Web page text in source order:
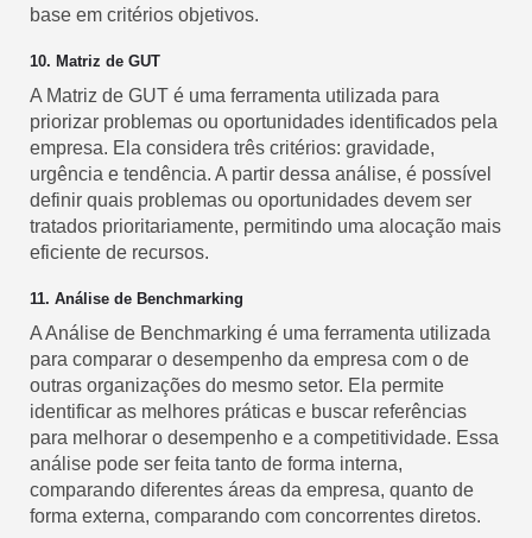
base em critérios objetivos.
10. Matriz de GUT
A Matriz de GUT é uma ferramenta utilizada para
priorizar problemas ou oportunidades identificados pela
empresa. Ela considera três critérios: gravidade,
urgência e tendência. A partir dessa análise, é possível
definir quais problemas ou oportunidades devem ser
tratados prioritariamente, permitindo uma alocação mais
eficiente de recursos.
11. Análise de Benchmarking
A Análise de Benchmarking é uma ferramenta utilizada
para comparar o desempenho da empresa com o de
outras organizações do mesmo setor. Ela permite
identificar as melhores práticas e buscar referências
para melhorar o desempenho e a competitividade. Essa
análise pode ser feita tanto de forma interna,
comparando diferentes áreas da empresa, quanto de
forma externa, comparando com concorrentes diretos.